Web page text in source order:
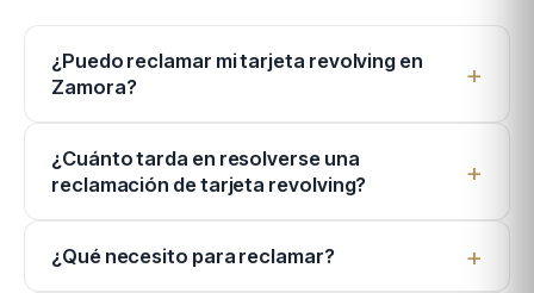
¿Puedo reclamar mi tarjeta revolving en
Zamora?
¿Cuánto tarda en resolverse una
reclamación de tarjeta revolving?
¿Qué necesito para reclamar?